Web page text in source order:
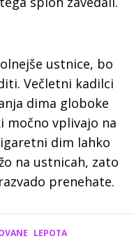
ustnice, bo
Večletni kadilci
dima globoke
močno vplivajo na
dim lahko
na ustnicah, zato
prenehate.
LEPOTA